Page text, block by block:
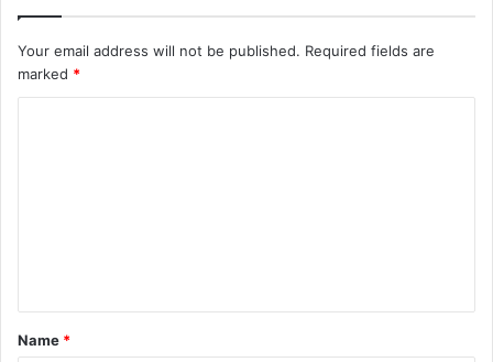
Your email address will not be published. Required fields are
marked *
Name *